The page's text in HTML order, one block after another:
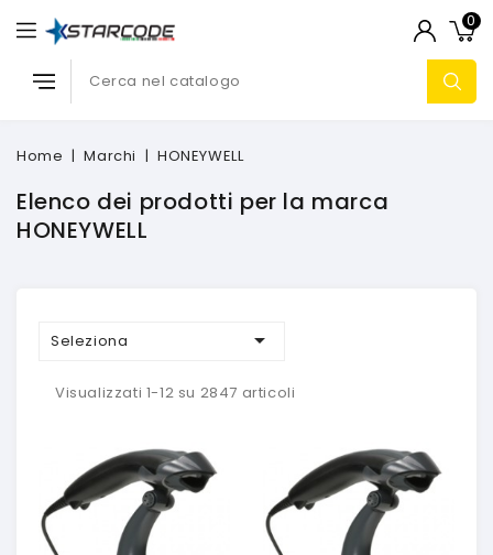
0
Home Marchi HONEYWELL
Elenco dei prodotti per la marca
HONEYWELL
Seleziona 
Visualizzati 1-12 su 2847 articoli